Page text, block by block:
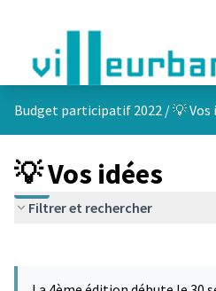
Budget participatif 2022 /💡 Vos
💡 Vos idées
Filtrer et rechercher